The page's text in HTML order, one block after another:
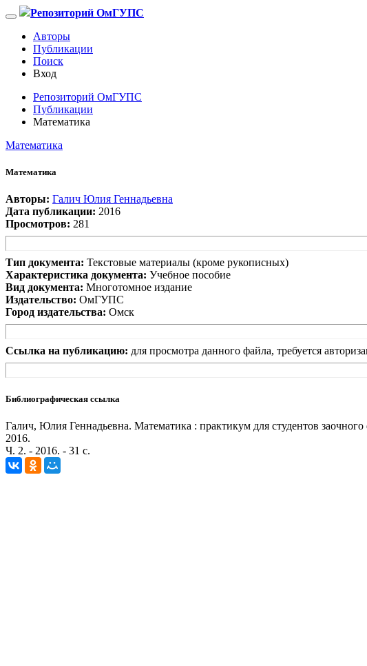
Репозиторий ОмГУПС
Авторы
Публикации
Поиск
Вход
Репозиторий ОмГУПС
Публикации
Математика
Математика
Математика
Авторы: Галич Юлия Геннадьевна
Дата публикации: 2016
Просмотров: 281
Тип документа: Текстовые материалы (кроме рукописных)
Характеристика документа: Учебное пособие
Вид документа: Многотомное издание
Издательство: ОмГУПС
Город издательства: Омск
Ссылка на публикацию: для просмотра данного файла, требуется
Библиографическая ссылка
Галич, Юлия Геннадьевна. Математика : практикум для студентов
2016.
Ч. 2. - 2016. - 31 с.